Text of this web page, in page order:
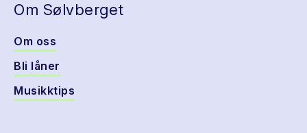
Om Sølvberget
Om oss
Bli låner
Musikktips